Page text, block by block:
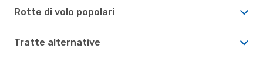
Rotte di volo popolari
Tratte alternative